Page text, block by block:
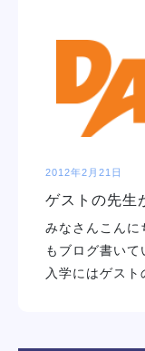
2012年2月21日
ゲストの先生
みなさんこん
もブログ書い
入学にはゲス